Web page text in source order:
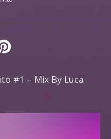
#1 – Mix By Luca